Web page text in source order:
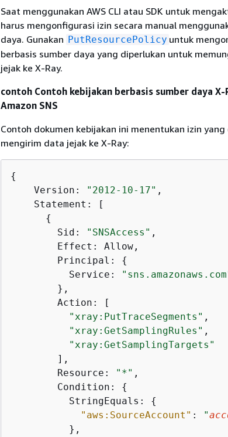
Saat menggunakan AWS CLI atau SDK untuk
harus mengonfigurasi izin secara manual
daya. Gunakan PutResourcePolicy untuk
berbasis sumber daya yang diperlukan untuk
jejak ke X-Ray.
contoh Contoh kebijakan berbasis sumber daya
Amazon SNS
Contoh dokumen kebijakan ini menentukan izin
mengirim data jejak ke X-Ray:
{
    Version:
"2012-10-17" ,
    Statement: [
{
        Sid:
"SNSAccess" ,
        Effect: Allow,
        Principal:
{
          Service:
        },
        Action: [
"xray:PutTraceSegments" ,
"xray:GetSamplingRules" ,
"xray:GetSamplingTargets"
        ],
        Resource:
"*" ,
        Condition:
{
          StringEquals:
{
"aws:SourceAccount" : "
          },